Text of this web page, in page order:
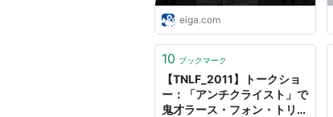
eiga.com
10 ブックマーク
【TNLF_2011】トークショ
ー：「アンチクライスト」で
鬼才ラース・フォン・トリア